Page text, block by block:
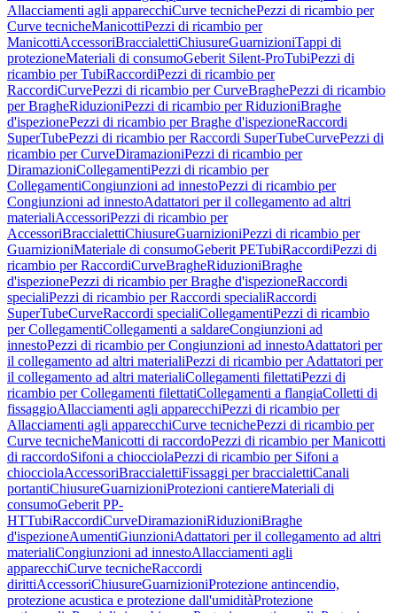
Allacciamenti agli apparecchiCurve tecnichePezzi di ricambio per
Curve tecnicheManicottiPezzi di ricambio per
ManicottiAccessoriBraccialettiChiusureGuarnizioniTappi di
protezioneMateriali di consumoGeberit Silent-ProTubiPezzi di
ricambio per TubiRaccordiPezzi di ricambio per
RaccordiCurvePezzi di ricambio per CurveBraghePezzi di ricambio
per BragheRiduzioniPezzi di ricambio per RiduzioniBraghe
d'ispezionePezzi di ricambio per Braghe d'ispezioneRaccordi
SuperTubePezzi di ricambio per Raccordi SuperTubeCurvePezzi di
ricambio per CurveDiramazioniPezzi di ricambio per
DiramazioniCollegamentiPezzi di ricambio per
CollegamentiCongiunzioni ad innestoPezzi di ricambio per
Congiunzioni ad innestoAdattatori per il collegamento ad altri
materialiAccessoriPezzi di ricambio per
AccessoriBraccialettiChiusureGuarnizioniPezzi di ricambio per
GuarnizioniMateriale di consumoGeberit PETubiRaccordiPezzi di
ricambio per RaccordiCurveBragheRiduzioniBraghe
d'ispezionePezzi di ricambio per Braghe d'ispezioneRaccordi
specialiPezzi di ricambio per Raccordi specialiRaccordi
SuperTubeCurveRaccordi specialiCollegamentiPezzi di ricambio
per CollegamentiCollegamenti a saldareCongiunzioni ad
innestoPezzi di ricambio per Congiunzioni ad innestoAdattatori per
il collegamento ad altri materialiPezzi di ricambio per Adattatori per
il collegamento ad altri materialiCollegamenti filettatiPezzi di
ricambio per Collegamenti filettatiCollegamenti a flangiaColletti di
fissaggioAllacciamenti agli apparecchiPezzi di ricambio per
Allacciamenti agli apparecchiCurve tecnichePezzi di ricambio per
Curve tecnicheManicotti di raccordoPezzi di ricambio per Manicotti
di raccordoSifoni a chiocciolaPezzi di ricambio per Sifoni a
chiocciolaAccessoriBraccialettiFissaggi per braccialettiCanali
portantiChiusureGuarnizioniProtezioni cantiereMateriali di
consumoGeberit PP-
HTTubiRaccordiCurveDiramazioniRiduzioniBraghe
d'ispezioneAumentiGiunzioniAdattatori per il collegamento ad altri
materialiCongiunzioni ad innestoAllacciamenti agli
apparecchiCurve tecnicheRaccordi
dirittiAccessoriChiusureGuarnizioniProtezione antincendio,
protezione acustica e protezione dall'umiditàProtezione